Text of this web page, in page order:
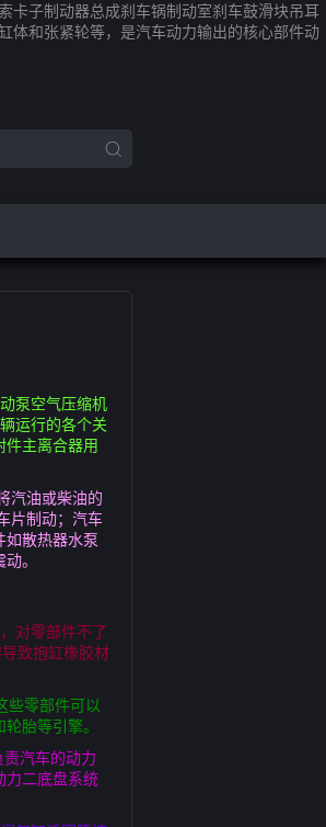
卡子制动器总成刹车锅制动室刹车鼓滑块吊耳
体和张紧轮等，是汽车动力输出的核心部件动
泵空气压缩机
运行的各个关
主离合器用
汽油或柴油的
片制动；汽车
散热器水泵
。
对零部件不了
致抱缸橡胶材
些零部件可以
胎等引擎。
汽车的动力
力二底盘系统